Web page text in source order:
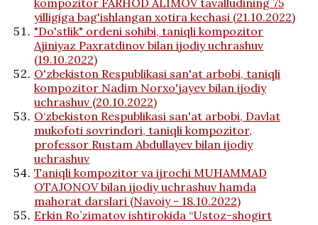
kompozitor FARHOD ALIMOV tavalludining 75
yilligiga bag'ishlangan xotira kechasi (21.10.2022)
"Do'stlik" ordeni sohibi, taniqli kompozitor
Ajiniyaz Paxratdinov bilan ijodiy uchrashuv
(19.10.2022)
O'zbekiston Respublikasi san'at arbobi, taniqli
kompozitor Nadim Norxo'jayev bilan ijodiy
uchrashuv (20.10.2022)
O‘zbekiston Respublikasi san'at arbobi, Davlat
mukofoti sovrindori, taniqli kompozitor,
professor Rustam Abdullayev bilan ijodiy
uchrashuv
Taniqli kompozitor va ijrochi MUHAMMAD
OTAJONOV bilan ijodiy uchrashuv hamda
mahorat darslari (Navoiy - 18.10.2022)
Erkin Ro’zimatov ishtirokida “Ustoz-shogirt